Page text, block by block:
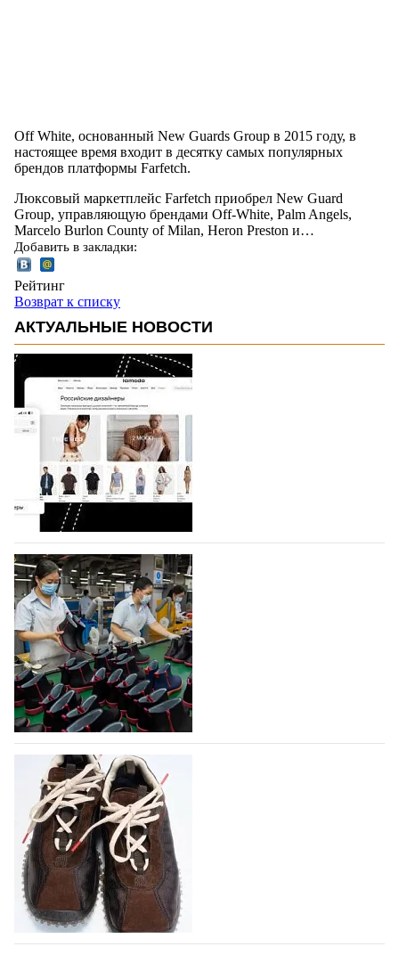
Off White, основанный New Guards Group в 2015 году, в
настоящее время входит в десятку самых популярных
брендов платформы Farfetch.
Люксовый маркетплейс Farfetch приобрел New Guard
Group, управляющую брендами Off-White, Palm Angels,
Marcelo Burlon County of Milan, Heron Preston и…
Добавить в закладки:
Рейтинг
Возврат к списку
АКТУАЛЬНЫЕ НОВОСТИ
На платформе Lamoda - новый раздел и
условия продвижения локальных
дизайнерских марок
Российский маркетплейс Lamoda решил обновить
раздел для продажи продукции локальных
дизайнерских марок одежды, обуви и аксессуаров.
Бренды также получат маркетинговую…
06.08.2026 342
Объем мирового производства обуви в
2025 году практически не увеличился
В 2025 году мировое производство обуви
практически не изменилось, зафиксировав
незначительный рост на 0,1% до 24,6 млрд пар, -
данные опубликованы в аналитическом вестнике
«Всемирный ежегодник обуви 2026», Португальской
ассоциацией…